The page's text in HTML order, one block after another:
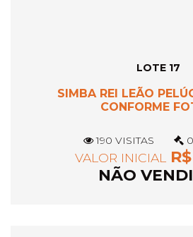
LOTE 17
SIMBA REI LEÃO
CONFORME
190 VISITAS
VALOR INICIAL
NÃO